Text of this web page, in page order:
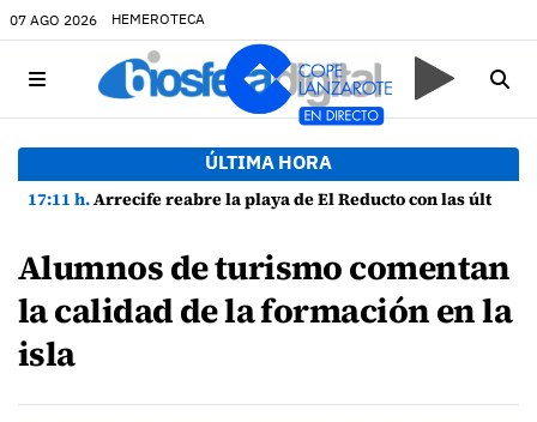
07 AGO 2026 HEMEROTECA
ÚLTIMA HORA
17:11 h.Arrecife reabre la playa de El Reducto con las últimas analíticas mostrando "una buena calidad de las aguas para el baño"
Alumnos de turismo comentan
la calidad de la formación en la
isla